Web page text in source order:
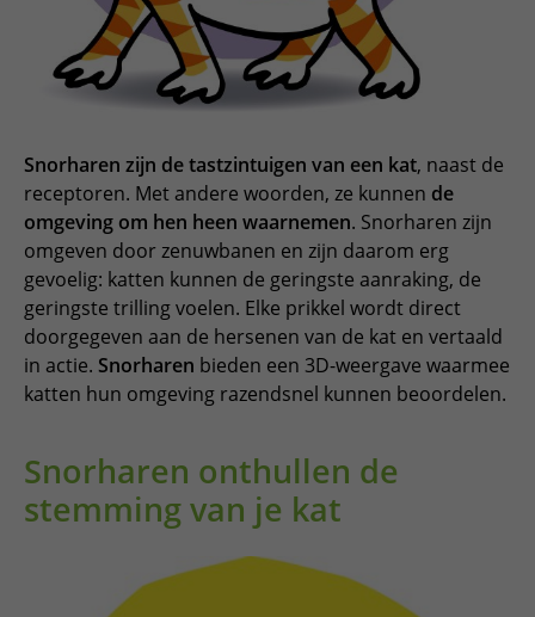
Snorharen zijn de tastzintuigen van een kat, naast de
receptoren. Met andere woorden, ze kunnen de
omgeving om hen heen waarnemen. Snorharen zijn
omgeven door zenuwbanen en zijn daarom erg
gevoelig: katten kunnen de geringste aanraking, de
geringste trilling voelen. Elke prikkel wordt direct
doorgegeven aan de hersenen van de kat en vertaald
in actie. Snorharen bieden een 3D-weergave waarmee
katten hun omgeving razendsnel kunnen beoordelen.
Snorharen onthullen de
stemming van je kat